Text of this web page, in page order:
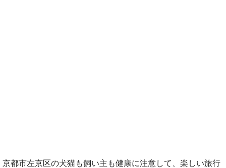
京都市左京区の犬猫も飼い主も健康に注意して、楽しい旅行